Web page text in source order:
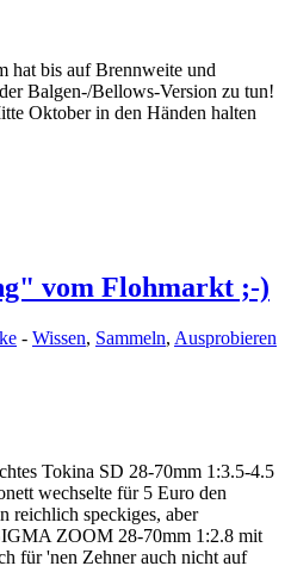
bis auf Brennweite und
Balgen-/Bellows-Version zu tun!
Oktober in den Händen halten
vom Flohmarkt ;-)
- Wissen, Sammeln, Ausprobieren
Tokina SD 28-70mm 1:3.5-4.5
wechselte für 5 Euro den
reichlich speckiges, aber
ZOOM 28-70mm 1:2.8 mit
für 'nen Zehner auch nicht auf